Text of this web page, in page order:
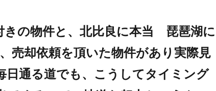
きの物件と、北比良に本当 琵琶湖に
売却依頼を頂いた物件があり実際見
日通る道でも、こうしてタイミング